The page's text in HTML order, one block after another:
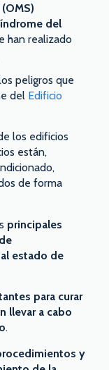
del
han realizado
peligros que
del Edificio
los edificios
están,
de forma
principales
estado de
para curar
llevar a cabo
.
y